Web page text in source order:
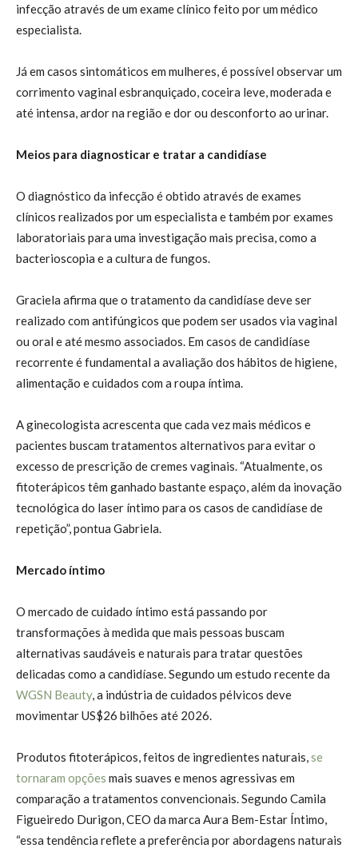
infecção através de um exame clínico feito por um médico
especialista.
Já em casos sintomáticos em mulheres, é possível observar um
corrimento vaginal esbranquiçado, coceira leve, moderada e
até intensa, ardor na região e dor ou desconforto ao urinar.
Meios para diagnosticar e tratar a candidíase
O diagnóstico da infecção é obtido através de exames
clínicos realizados por um especialista e também por exames
laboratoriais para uma investigação mais precisa, como a
bacterioscopia e a cultura de fungos.
Graciela afirma que o tratamento da candidíase deve ser
realizado com antifúngicos que podem ser usados via vaginal
ou oral e até mesmo associados. Em casos de candidíase
recorrente é fundamental a avaliação dos hábitos de higiene,
alimentação e cuidados com a roupa íntima.
A ginecologista acrescenta que cada vez mais médicos e
pacientes buscam tratamentos alternativos para evitar o
excesso de prescrição de cremes vaginais. “Atualmente, os
fitoterápicos têm ganhado bastante espaço, além da inovação
tecnológica do laser íntimo para os casos de candidíase de
repetição”, pontua Gabriela.
Mercado íntimo
O mercado de cuidado íntimo está passando por
transformações à medida que mais pessoas buscam
alternativas saudáveis e naturais para tratar questões
delicadas como a candidíase. Segundo um estudo recente da
WGSN Beauty, a indústria de cuidados pélvicos deve
movimentar US$26 bilhões até 2026.
Produtos fitoterápicos, feitos de ingredientes naturais, se
tornaram opções mais suaves e menos agressivas em
comparação a tratamentos convencionais. Segundo Camila
Figueiredo Durigon, CEO da marca Aura Bem-Estar Íntimo,
“essa tendência reflete a preferência por abordagens naturais